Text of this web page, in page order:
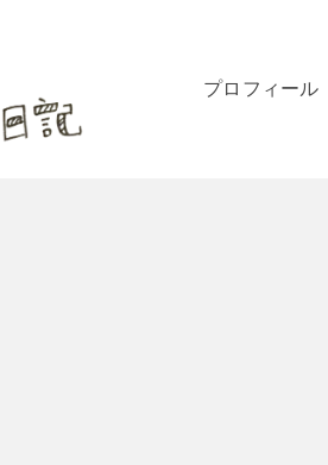
プロフィール